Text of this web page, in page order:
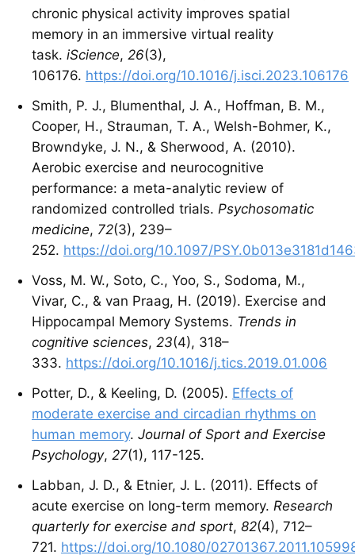
chronic physical activity improves spatial
memory in an immersive virtual reality
task. iScience, 26(3),
106176. https://doi.org/10.1016/j.isci.2023.106176
Smith, P. J., Blumenthal, J. A., Hoffman, B. M.,
Cooper, H., Strauman, T. A., Welsh-Bohmer, K.,
Browndyke, J. N., & Sherwood, A. (2010).
Aerobic exercise and neurocognitive
performance: a meta-analytic review of
randomized controlled trials. Psychosomatic
medicine, 72(3), 239–
252. https://doi.org/10.1097/
Voss, M. W., Soto, C., Yoo, S., Sodoma, M.,
Vivar, C., & van Praag, H. (2019). Exercise and
Hippocampal Memory Systems. Trends in
cognitive sciences, 23(4), 318–
333. https://doi.org/10.1016/j.tics.2019.01.006
Potter, D., & Keeling, D. (2005). Effects of
moderate exercise and circadian rhythms on
human memory. Journal of Sport and Exercise
Psychology, 27(1), 117-125.
Labban, J. D., & Etnier, J. L. (2011). Effects of
acute exercise on long-term memory. Research
quarterly for exercise and sport, 82(4), 712–
721. https://doi.org/10.1080/